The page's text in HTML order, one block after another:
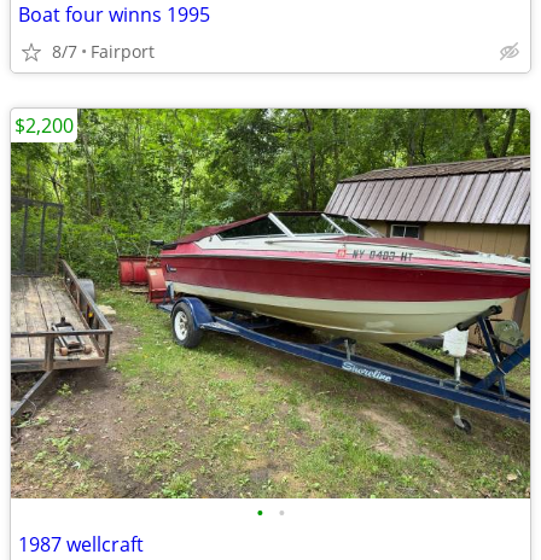
Boat four winns 1995
8/7 Fairport
• •
1987 wellcraft
$2,200